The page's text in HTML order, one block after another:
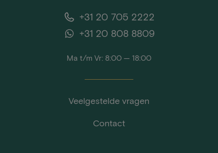
+31 20 705 2222
+31 20 808 8809
Ma t/m Vr: 8:00 — 18:00
Veelgestelde vragen
Contact